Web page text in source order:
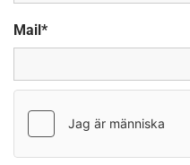
Mail*